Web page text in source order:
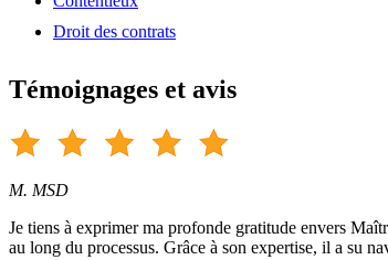
Droit des contrats
Témoignages et avis
M. MSD
Je tiens à exprimer ma profonde gratitude envers
au long du processus. Grâce à son expertise, il a su